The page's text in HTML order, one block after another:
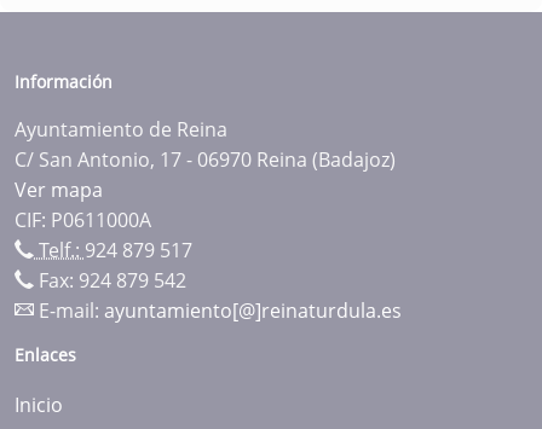
Información
Ayuntamiento de Reina
C/ San Antonio, 17 - 06970 Reina (Badajoz)
Ver mapa
CIF: P0611000A
Telf.: 924 879 517
Fax: 924 879 542
E-mail: ayuntamiento[@]reinaturdula.es
Enlaces
Inicio